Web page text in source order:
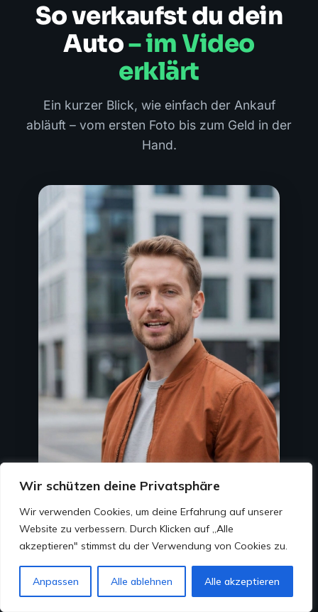
Wir schützen deine Privatsphäre
Wir verwenden Cookies, um deine Erfahrung auf unserer
Website zu verbessern. Durch Klicken auf „Alle
akzeptieren" stimmst du der Verwendung von Cookies zu.
Anpassen Alle ablehnen Alle akzeptieren
So verkaufst du dein
Auto– im Video
erklärt
Ein kurzer Blick, wie einfach der Ankauf
abläuft – vom ersten Foto bis zum Geld in der
Hand.
💬
📞